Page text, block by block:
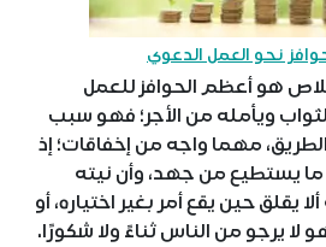
نحو العمل الدعوي
هو أعظم الحوافز للعمل
ويأمله من الأجر؛ فهو سبب
مهما واجه من إخفاقات؛ إذ
يستطيع من جهد، وأن نيته
يقلق حين يقع أمر بغير اختياره، أو
لا يرجو من الناس ثناءً ولا شكورًا.